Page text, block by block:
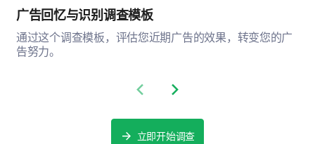
广告回忆与识别调查模板
通过这个调查模板，评估您近期广告的效果，转变您的广
告努力。
Previous slide
Next slide
立即开始调查